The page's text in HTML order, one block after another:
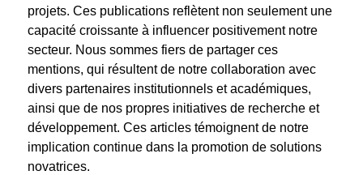
projets. Ces publications reflètent non seulement une
capacité croissante à influencer positivement notre
secteur. Nous sommes fiers de partager ces
mentions, qui résultent de notre collaboration avec
divers partenaires institutionnels et académiques,
ainsi que de nos propres initiatives de recherche et
développement. Ces articles témoignent de notre
implication continue dans la promotion de solutions
novatrices.